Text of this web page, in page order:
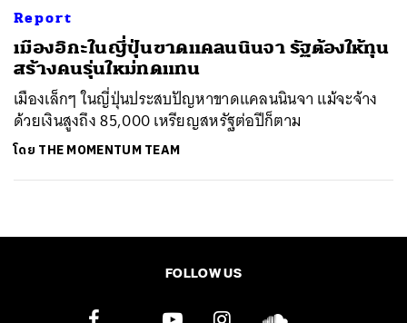
Report
เมืองอิกะในญี่ปุ่นขาดแคลนนินจา รัฐต้องให้ทุน
สร้างคนรุ่นใหม่ทดแทน
เมืองเล็กๆ ในญี่ปุ่นประสบปัญหาขาดแคลนนินจา แม้จะจ้าง
ด้วยเงินสูงถึง 85,000 เหรียญสหรัฐต่อปีก็ตาม
โดย THE MOMENTUM TEAM
FOLLOW US